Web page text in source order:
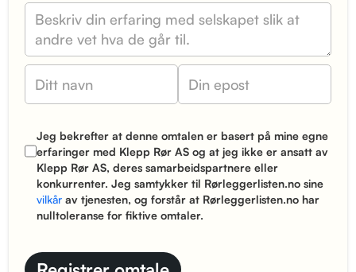
Jeg bekrefter at denne omtalen er basert på mine egne
erfaringer med Klepp Rør AS og at jeg ikke er ansatt av
Klepp Rør AS, deres samarbeidspartnere eller
konkurrenter. Jeg samtykker til Rørleggerlisten.no sine
vilkårav tjenesten, og forstår at Rørleggerlisten.no har
nulltoleranse for fiktive omtaler.